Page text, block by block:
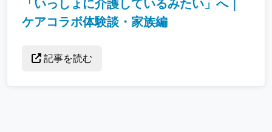
「いっしょに介護しているみたい」へ｜
ケアコラボ体験談・家族編
記事を読む